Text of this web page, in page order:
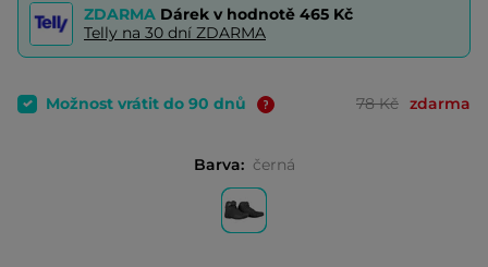
ZDARMA Dárek v hodnotě 465 Kč
Telly na 30 dní ZDARMA
Možnost vrátit do 90 dnů 78 Kč zdarma
Barva: černá